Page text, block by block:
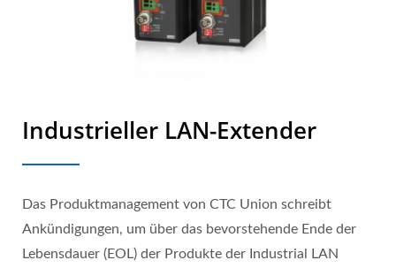
Industrieller LAN-Extender
Das Produktmanagement von CTC Union schreibt
Ankündigungen, um über das bevorstehende Ende der
Lebensdauer (EOL) der Produkte der Industrial LAN